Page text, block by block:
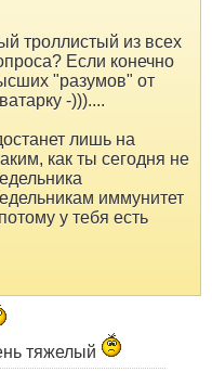
троллистый из всех
Если конечно
"разумов" от
-)))....
лишь на
как ты сегодня не
иммунитет
у тебя есть
тяжелый